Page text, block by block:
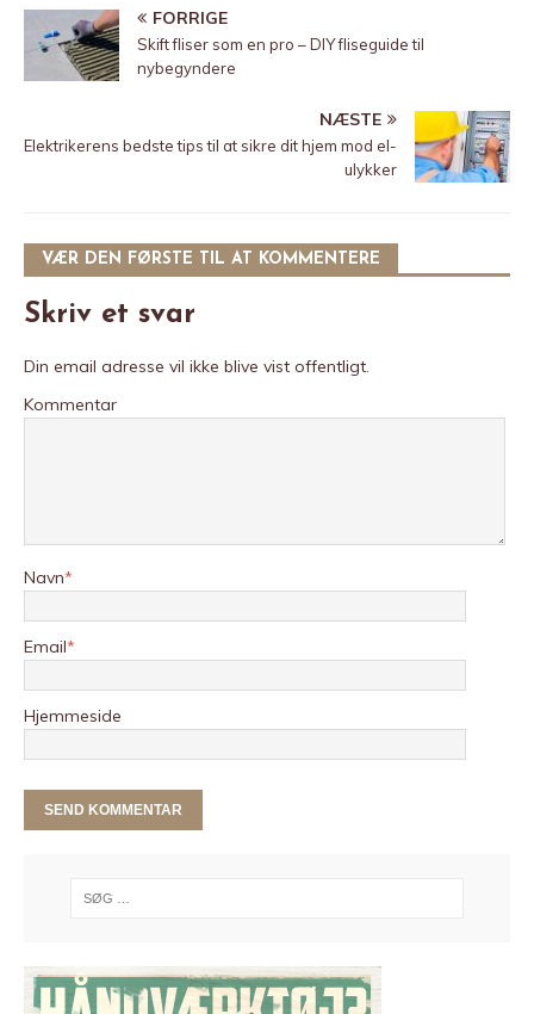
FORRIGE
Skift fliser som en pro – DIY fliseguide til
nybegyndere
NÆSTE
Elektrikerens bedste tips til at sikre dit hjem mod el-
ulykker
VÆR DEN FØRSTE TIL AT KOMMENTERE
Skriv et svar
Din email adresse vil ikke blive vist offentligt.
Kommentar
Navn*
Email*
Hjemmeside